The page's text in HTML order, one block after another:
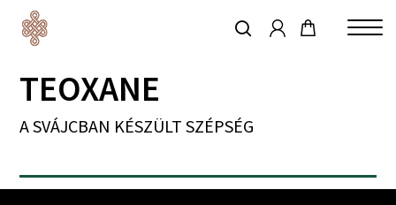
content
keresés
TEOXANE
A SVÁJCBAN KÉSZÜLT SZÉPSÉG